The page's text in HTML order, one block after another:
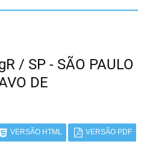
/ SP - SÃO PAULO
DE
VERSÃO HTML VERSÃO PDF